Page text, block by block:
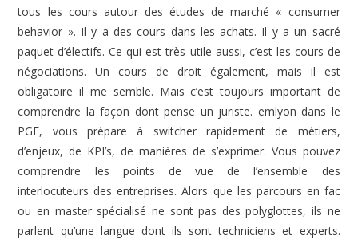
tous les cours autour des études de marché « consumer
behavior ». Il y a des cours dans les achats. Il y a un sacré
paquet d’électifs. Ce qui est très utile aussi, c’est les cours de
négociations. Un cours de droit également, mais il est
obligatoire il me semble. Mais c’est toujours important de
comprendre la façon dont pense un juriste. emlyon dans le
PGE, vous prépare à switcher rapidement de métiers,
d’enjeux, de KPI’s, de manières de s’exprimer. Vous pouvez
comprendre les points de vue de l’ensemble des
interlocuteurs des entreprises. Alors que les parcours en fac
ou en master spécialisé ne sont pas des polyglottes, ils ne
parlent qu’une langue dont ils sont techniciens et experts.